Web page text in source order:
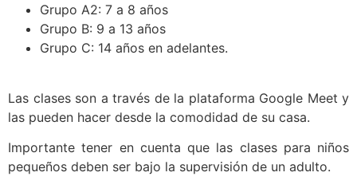
Grupo A2: 7 a 8 años
Grupo B: 9 a 13 años
Grupo C: 14 años en adelantes.
Las clases son a través de la plataforma Google Meet y
las pueden hacer desde la comodidad de su casa.
Importante tener en cuenta que las clases para niños
pequeños deben ser bajo la supervisión de un adulto.